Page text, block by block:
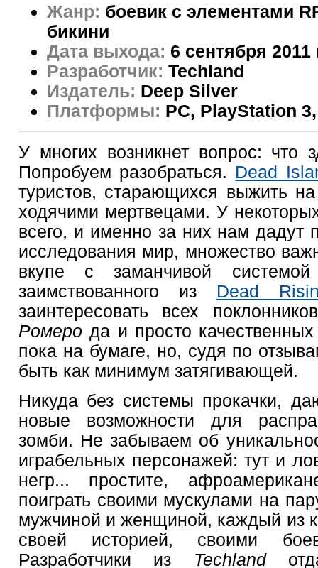
Жанр: боевик с элементами
бикини
Дата выхода: 6 сентября 2011
Разработчик: Techland
Издатель: Deep Silver
Платформы: PC, PlayStation
У многих возникнет вопрос: что
Попробуем разобраться. Dead
туристов, старающихся выжить
ходячими мертвецами. У
всего, и именно за них нам дадут
исследования мир, множество
вкупе с заманчивой
заимствованного из Dead
заинтересовать всех
Ромеро да и просто
пока на бумаге, но, судя по
быть как минимум затягивающей.
Никуда без системы прокачки,
новые возможности для
зомби. Не забываем об
играбельных персонажей: тут и
негр... простите,
поиграть своими мускулами на
мужчиной и женщиной, каждый из
своей историей, своими
Разработчики из Techland